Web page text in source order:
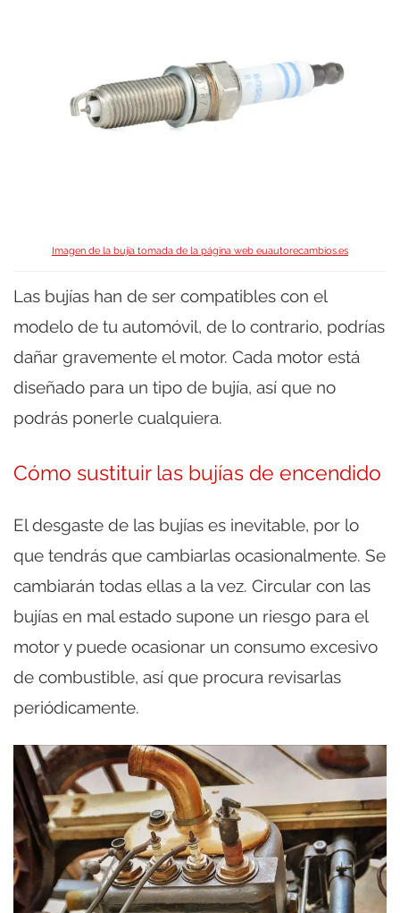
Imagen de la bujía tomada de la página web euautorecambios.es
Las bujías han de ser compatibles con el
modelo de tu automóvil, de lo contrario, podrías
dañar gravemente el motor. Cada motor está
diseñado para un tipo de bujía, así que no
podrás ponerle cualquiera.
Cómo sustituir las bujías de encendido
El desgaste de las bujías es inevitable, por lo
que tendrás que cambiarlas ocasionalmente. Se
cambiarán todas ellas a la vez. Circular con las
bujías en mal estado supone un riesgo para el
motor y puede ocasionar un consumo excesivo
de combustible, así que procura revisarlas
periódicamente.